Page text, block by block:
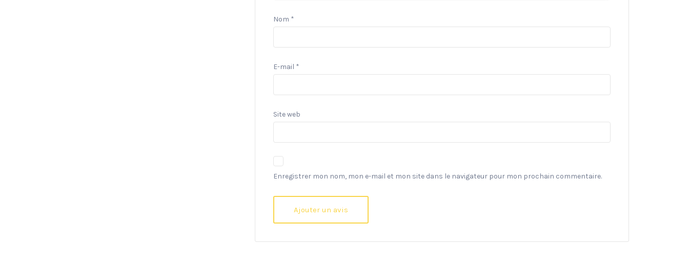
Nom *
E-mail *
Site web
Enregistrer mon nom, mon e-mail et mon site dans le navigateur pour mon prochain commentaire.